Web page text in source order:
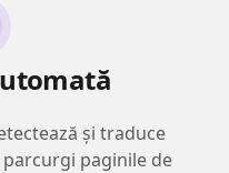
și traduce
paginile de